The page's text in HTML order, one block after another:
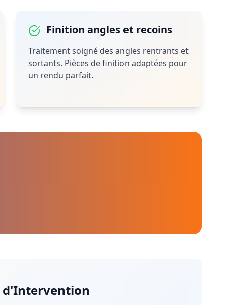
Finition angles et recoins
Traitement soigné des angles rentrants et
sortants. Pièces de finition adaptées pour
un rendu parfait.
d'Intervention